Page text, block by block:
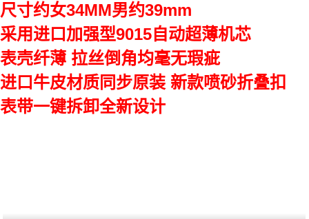
尺寸约女34MM男约39mm
采用进口加强型9015自动超薄机芯
表壳纤薄 拉丝倒角均毫无瑕疵
进口牛皮材质同步原装 新款喷砂折叠扣
表带一键拆卸全新设计